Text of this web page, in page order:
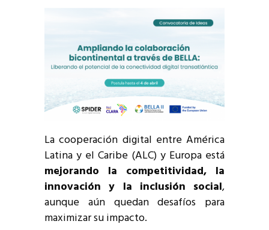
La cooperación digital entre América
Latina y el Caribe (ALC) y Europa está
mejorando la competitividad, la
innovación y la inclusión social,
aunque aún quedan desafíos para
maximizar su impacto.